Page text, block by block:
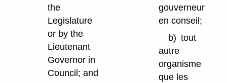
the
Legislature
or by the
Lieutenant
Governor in
Council; and
gouverneur
en conseil;
b) tout
autre
organisme
que les